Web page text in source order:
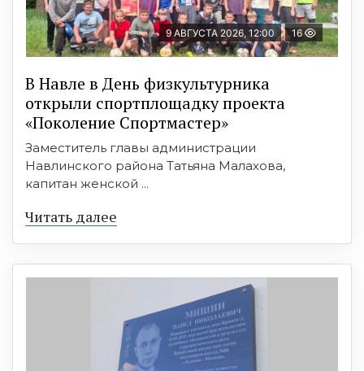
9 АВГУСТА 2026, 12:00 16
В Навле в День физкультурника
открыли спортплощадку проекта
«Поколение Спортмастер»
Заместитель главы администрации
Навлинского района Татьяна Малахова,
капитан женской ...
Читать далее